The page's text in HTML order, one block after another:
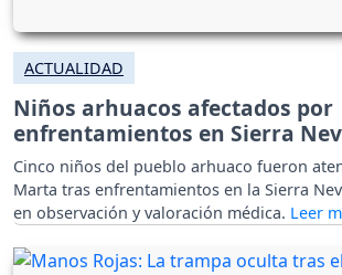
ACTUALIDAD
Niños arhuacos afectados por
enfrentamientos en Sierra
Cinco niños del pueblo arhuaco fueron
Marta tras enfrentamientos en la Sierra
en observación y valoración médica.